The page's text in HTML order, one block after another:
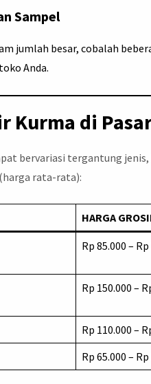
Sampel
jumlah besar, cobalah
Anda.
Kurma di
bervariasi tergantung
rata-rata):
HARGA
Rp 85.000 –
Rp 150.000 –
Rp 110.000 –
Rp 65.000 –